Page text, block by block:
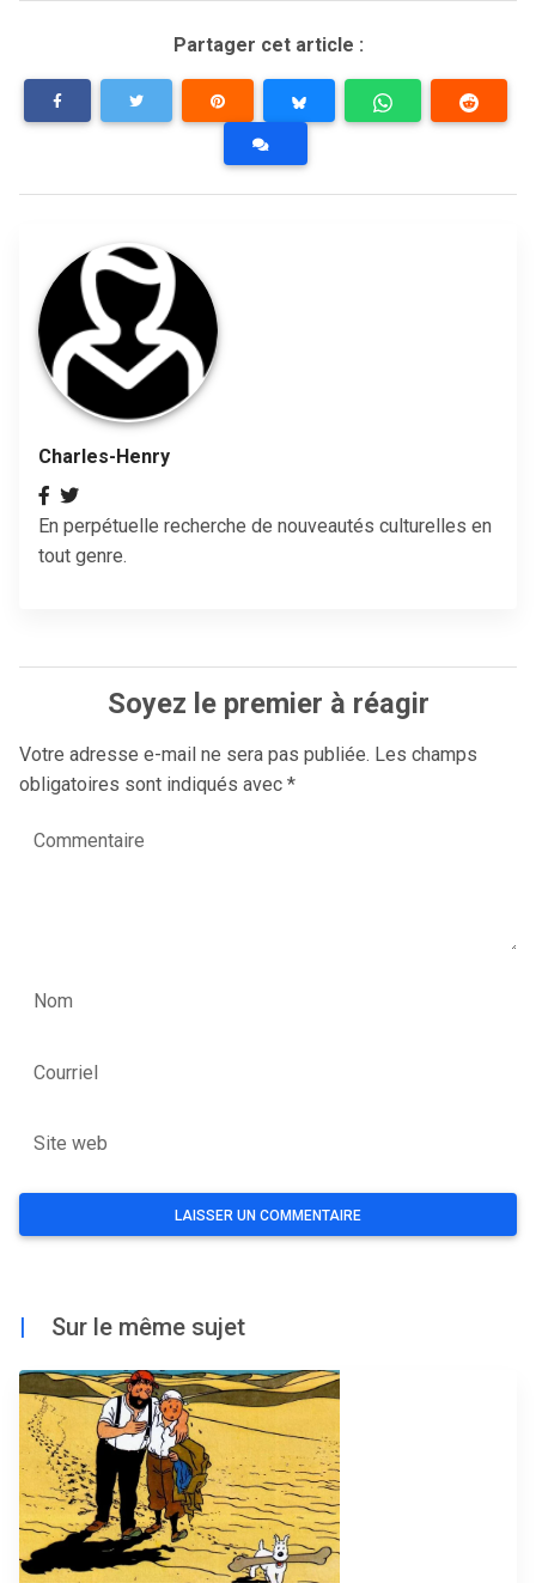
Partager cet article :
Charles-Henry
En perpétuelle recherche de nouveautés culturelles en
tout genre.
Soyez le premier à réagir
Votre adresse e-mail ne sera pas publiée. Les champs
obligatoires sont indiqués avec *
Commentaire
Nom
Courriel
Site web
| Sur le même sujet